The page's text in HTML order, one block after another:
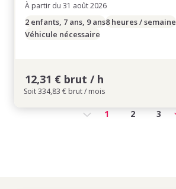
À partir du 31 août 2026
2 enfants, 7 ans, 9 ans8 heures / semaine
Véhicule nécessaire
12,31 € brut / h
Soit 334,83 € brut / mois
1 2 3